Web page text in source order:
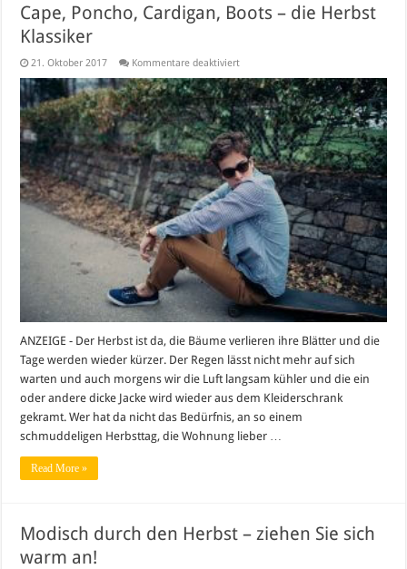
Cape, Poncho, Cardigan, Boots – die Herbst
Klassiker
21. Oktober 2017 Kommentare deaktiviertfür
Poncho,
Cardigan,
Boots
–
die
Herbst
Klassiker
ANZEIGE - Der Herbst ist da, die Bäume verlieren ihre Blätter und die
Tage werden wieder kürzer. Der Regen lässt nicht mehr auf sich
warten und auch morgens wir die Luft langsam kühler und die ein
oder andere dicke Jacke wird wieder aus dem Kleiderschrank
gekramt. Wer hat da nicht das Bedürfnis, an so einem
schmuddeligen Herbsttag, die Wohnung lieber …
Read More »
Modisch durch den Herbst – ziehen Sie sich
warm an!